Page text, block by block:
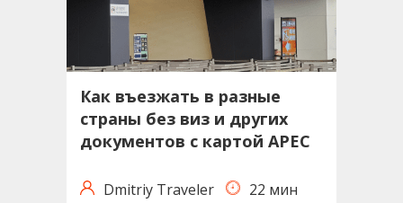
Как въезжать в разные
страны без виз и других
документов с картой APEC
Dmitriy Traveler
22 мин